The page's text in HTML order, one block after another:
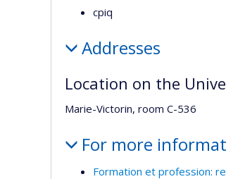
cpiq
Addresses
Location on the
Marie-Victorin, room C-536
For more
Formation et profession: